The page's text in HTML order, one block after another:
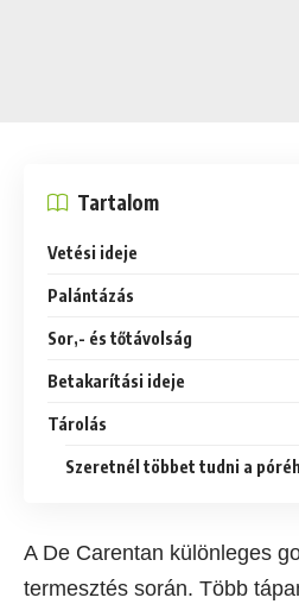
Tartalom
Vetési ideje
Palántázás
Sor,- és tőtávolság
Betakarítási ideje
Tárolás
Szeretnél többet tudni a
A De Carentan különleges
termesztés során. Több